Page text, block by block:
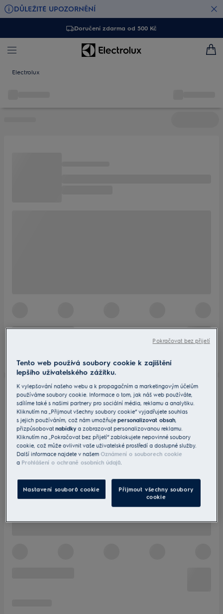
DŮLEŽITÉ UPOZORNĚNÍ
Doručení zdarma od 500 Kč
Electrolux
Tento web používá soubory cookie k zajištění
lepšího uživatelského zážitku.
K vylepšování našeho webu a k propagačním a marketingovým účelům
používáme soubory cookie. Informace o tom, jak náš web používáte,
sdílíme také s našimi partnery pro sociální média, reklamu a analytiku.
Kliknutím na „Přijmout všechny soubory cookie“ vyjadřujete souhlas
s jejich používáním, což nám umožňujepersonalizovat obsah
přizpůsobovatnabídky a zobrazovat personalizovanou reklamu.
Kliknutím na „Pokračovat bez přijetí“ zablokujete nepovinné soubory
cookie, což může ovlivnit vaše uživatelské prostředí a dostupné služby.
Další informace najdete v našemOznámení o souborech cookie
a Prohlášení o ochraně osobních údajů
Nastavení souborů cookie
Přijmout všechny soubory
cookie
Pokračovat bez přijetí